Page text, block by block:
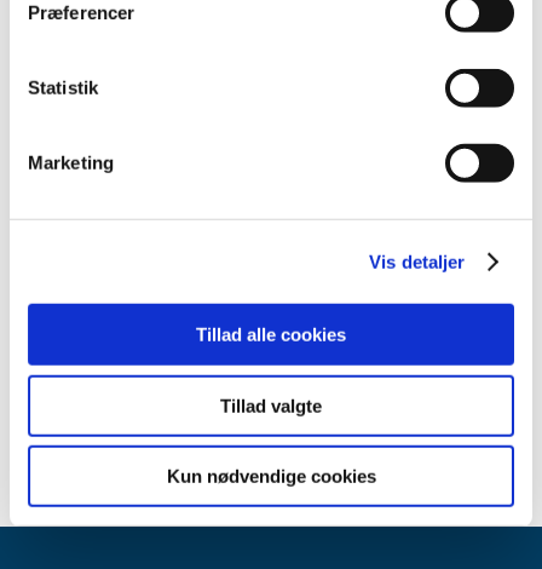
Præferencer
Statistik
Marketing
Vis detaljer
Tillad alle cookies
Tillad valgte
Kun nødvendige cookies
2014 (44)
2012 (44)
2010 (7)
2008 (8)
2006 (9)